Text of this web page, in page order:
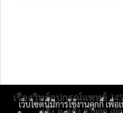
เรืองวิทย์อุปกรณ์แพทย์
เว็บไซต์นี้มีการใช้งานคุกกี้ เ